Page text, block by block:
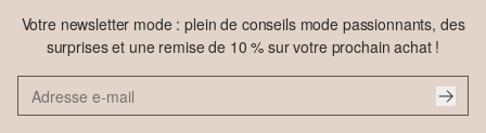
Votre newsletter mode : plein de conseils mode passionnants, des
surprises et une remise de 10 % sur votre prochain achat !